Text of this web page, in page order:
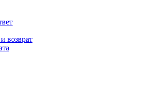
возврат